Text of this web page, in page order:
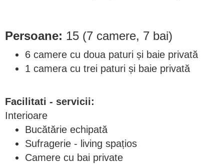
Persoane: 15 (7 camere, 7 bai)
6 camere cu doua paturi și baie privată
1 camera cu trei paturi și baie privată
Facilitati - servicii:
Interioare
Bucătărie echipată
Sufragerie - living spațios
Camere cu bai private